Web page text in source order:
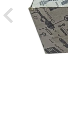
Previous